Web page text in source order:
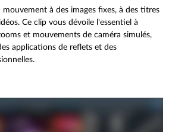
à des images fixes, à des titres
Ce clip vous dévoile l'essentiel à
et mouvements de caméra simulés,
applications de reflets et des